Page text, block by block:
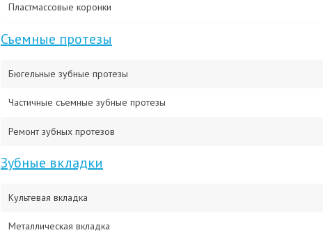
Пластмассовые коронки
Съемные протезы
Бюгельные зубные протезы
Частичные съемные зубные протезы
Ремонт зубных протезов
Зубные вкладки
Культевая вкладка
Металлическая вкладка